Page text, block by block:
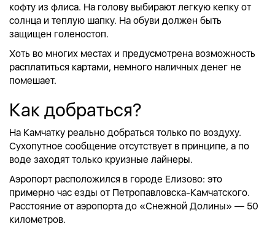
кофту из флиса. На голову выбирают легкую кепку от
солнца и теплую шапку. На обуви должен быть
защищен голеностоп.
Хоть во многих местах и предусмотрена возможность
расплатиться картами, немного наличных денег не
помешает.
Как добраться?
На Камчатку реально добраться только по воздуху.
Сухопутное сообщение отсутствует в принципе, а по
воде заходят только круизные лайнеры.
Аэропорт расположился в городе Елизово: это
примерно час езды от Петропавловска-Камчатского.
Расстояние от аэропорта до «Снежной Долины» — 50
километров.